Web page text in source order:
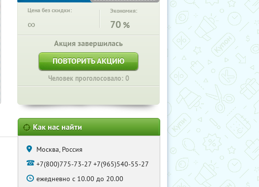
Цена без скидки:
∞
Экономия:
70 %
Акция завершилась
ПОВТОРИТЬ АКЦИЮ
Человек проголосовало: 0
Как нас найти
Москва, Россия
+7(800)775-73-27 +7(965)540-55-27
ежедневно с 10.00 до 20.00